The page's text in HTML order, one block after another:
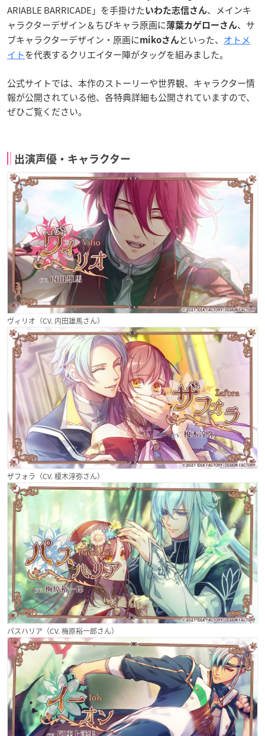
ARIABLE BARRICADE」を手掛けたいわた志信さん、メインキ
ャラクターデザイン＆ちびキャラ原画に薄葉カゲローさん、サ
ブキャラクターデザイン・原画にmikoさんといった、 オトメ
イトを代表するクリエイター陣がタッグを組みました。
公式サイトでは、本作のストーリーや世界観、キャラクター情
報が公開されている他、各特典詳細も公開されていますので、
ぜひご覧ください。
出演声優・キャラクター
ヴィリオ（CV. 内田雄馬さん）
ザフォラ（CV. 榎木淳弥さん）
パスハリア（CV. 梅原裕一郎さん）